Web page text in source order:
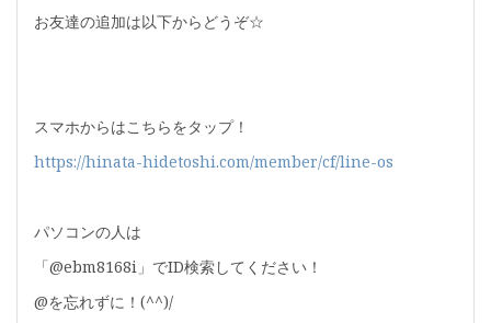
お友達の追加は以下からどうぞ☆
スマホからはこちらをタップ！
https://hinata-hidetoshi.com/member/cf/line-os
パソコンの人は
「@ebm8168i」でID検索してください！
@を忘れずに！(^^)/